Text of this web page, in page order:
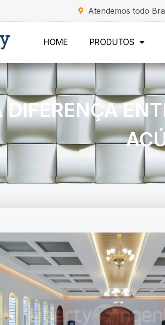
Atendemos todo
HOME PRODUTOS